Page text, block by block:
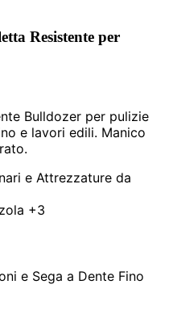
Resistente per
Bulldozer per pulizie
e lavori edili. Manico
e Attrezzature da
+3
e Sega a Dente Fino